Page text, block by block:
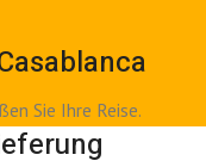
Sie Ihre Reise.